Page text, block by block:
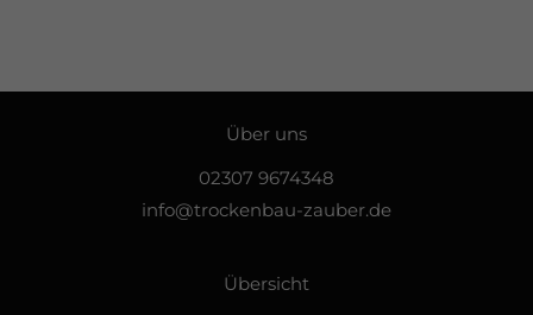
Über uns
02307 9674348
info@trockenbau-zauber.de
Übersicht